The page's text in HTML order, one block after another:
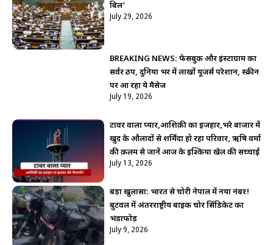
बिल’
July 29, 2026
BREAKING NEWS: फेसबुक और इंस्टाग्राम का
सर्वर ठप, दुनिया भर में लाखों यूजर्स परेशान, स्क्रीन
पर आ रहा ये मैसेज
July 19, 2026
टावर वाला प्यार,आशिक़ी का इजहार,भरे बाजार में
खुद के औलादों से शर्मिंदा हो रहा परिवार, ऋषि वर्मा
की क़लम से जानें आज के इश्किया खेल की सच्चाई
July 13, 2026
बड़ा खुलासा: भारत से चोरी नेपाल में नया नंबर!
बुटवल में अंतरराष्ट्रीय बाइक चोर सिंडिकेट का
भंडाफोड़
July 9, 2026